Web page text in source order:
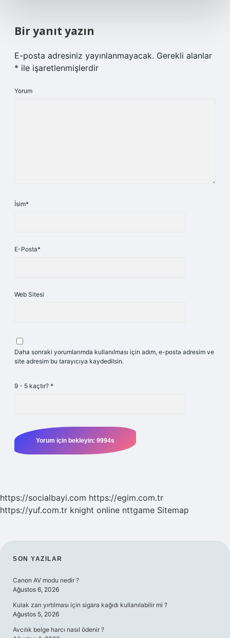
Bir yanıt yazın
E-posta adresiniz yayınlanmayacak. Gerekli alanlar
* ile işaretlenmişlerdir
Yorum
İsim*
E-Posta*
Web Sitesi
Daha sonraki yorumlarımda kullanılması için adım, e-posta adresim ve
site adresim bu tarayıcıya kaydedilsin.
9 - 5 kaçtır? *
https://socialbayi.com https://egim.com.tr
https://yuf.com.tr knight online nttgame Sitemap
SIDEBAR
SON YAZILAR
Canon AV modu nedir ?
Ağustos 6, 2026
Kulak zarı yırtılması için sigara kağıdı kullanılabilir mi ?
Ağustos 5, 2026
Avcılık belge harcı nasıl ödenir ?